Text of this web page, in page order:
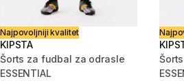
Najpovoljniji kvalitet
KIPSTA
Šorts za fudbal za odrasle
ESSENTIAL